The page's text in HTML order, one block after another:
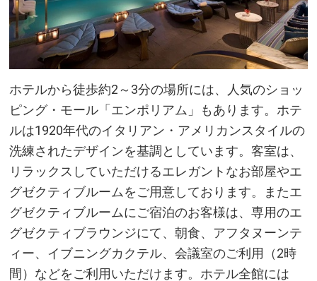
ホテルから徒歩約2～3分の場所には、人気のショッ
ピング・モール「エンポリアム」もあります。ホテ
ルは1920年代のイタリアン・アメリカンスタイルの
洗練されたデザインを基調としています。客室は、
リラックスしていただけるエレガントなお部屋やエ
グゼクティブルームをご用意しております。またエ
グゼクティブルームにご宿泊のお客様は、専用のエ
グゼクティブラウンジにて、朝食、アフタヌーンテ
ィー、イブニングカクテル、会議室のご利用（2時
間）などをご利用いただけます。ホテル全館には